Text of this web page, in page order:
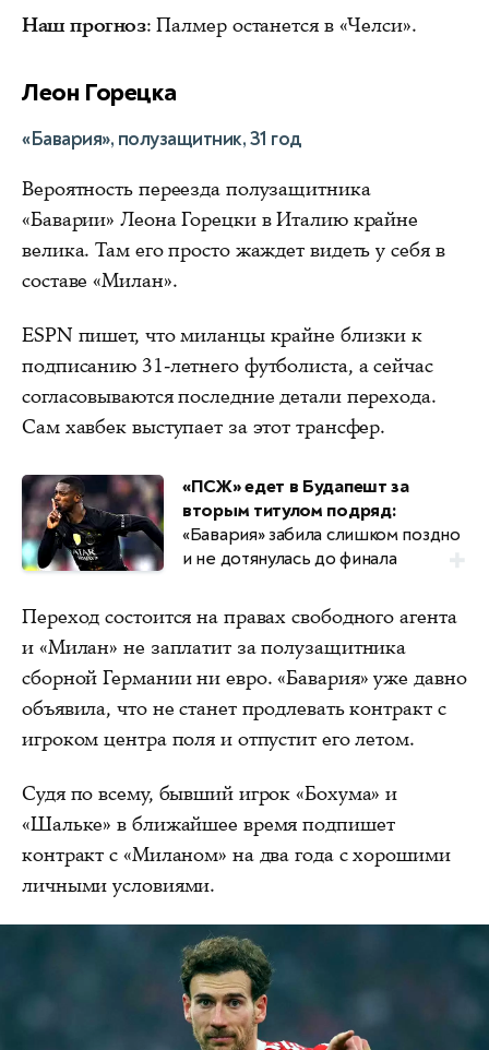
Наш прогноз: Палмер останется в «Челси».
Леон Горецка
«Бавария», полузащитник, 31 год
Вероятность переезда полузащитника
«Баварии» Леона Горецки в Италию крайне
велика. Там его просто жаждет видеть у себя в
составе «Милан».
ESPN пишет, что миланцы крайне близки к
подписанию 31-летнего футболиста, а сейчас
согласовываются последние детали перехода.
Сам хавбек выступает за этот трансфер.
«ПСЖ» едет в Будапешт за
вторым титулом подряд:
«Бавария» забила слишком поздно
и не дотянулась до финала
Переход состоится на правах свободного агента
и «Милан» не заплатит за полузащитника
сборной Германии ни евро. «Бавария» уже давно
объявила, что не станет продлевать контракт с
игроком центра поля и отпустит его летом.
Судя по всему, бывший игрок «Бохума» и
«Шальке» в ближайшее время подпишет
контракт с «Миланом» на два года с хорошими
личными условиями.